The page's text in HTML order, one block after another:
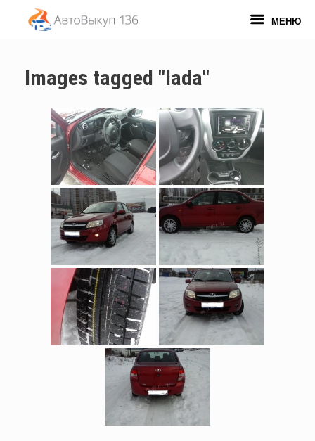
содержанию
МЕНЮ
Images tagged "lada"